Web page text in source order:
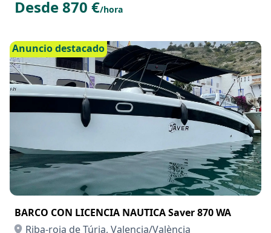
Desde 870 €/hora
Anuncio destacado
BARCO CON LICENCIA NAUTICA Saver 870 WA
Riba-roja de Túria, Valencia/València